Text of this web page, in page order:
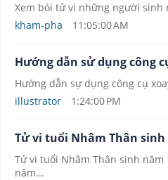
Xem bói tử vi những người sinh
kham-pha
11:05:00 AM
Hướng dẫn sử dụng công
Hướng dẫn sự dụng công cụ
illustrator
1:24:00 PM
Tử vi tuổi Nhâm Thân sinh
Tử vi tuổi Nhâm Thân sinh năm
năm...